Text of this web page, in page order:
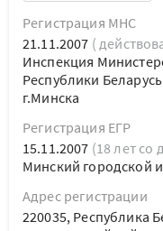
Регистрация МНС
21.11.2007 (
Инспекция
Республики
г.Минска
Регистрация ЕГР
15.11.2007 (18 лет со
Минский городской
Адрес регистрации
220035, Республика